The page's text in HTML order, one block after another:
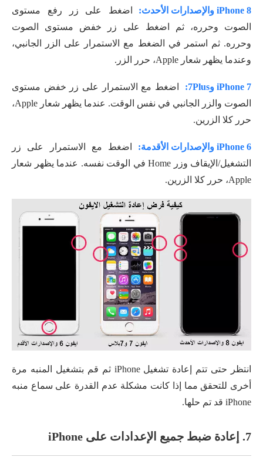
iPhone 8 والإصدارات الأحدث:
اضغط على زر رفع مستوى
الصوت وحرره، ثم اضغط على زر خفض مستوى الصوت
وحرره. ثم استمر في الضغط مع الاستمرار على الزر الجانبي،
وعندما يظهر شعار Apple، حرر الزر.
iPhone 7 و7Plus:
اضغط مع الاستمرار على زر خفض مستوى
الصوت والزر الجانبي في نفس الوقت. عندما يظهر شعار Apple،
حرر كلا الزرين.
iPhone 6 والإصدارات الأقدمة:
اضغط مع الاستمرار على زر
التشغيل/الإيقاف وزر Home في الوقت نفسه. عندما يظهر شعار
Apple، حرر كلا الزرين.
انتظر حتى تتم إعادة تشغيل iPhone ثم قم بتشغيل المنبه مرة
أخرى للتحقق مما إذا كانت مشكلة عدم القدرة على سماع منبه
iPhone قد تم حلها.
7. إعادة ضبط جميع الإعدادات على iPhone